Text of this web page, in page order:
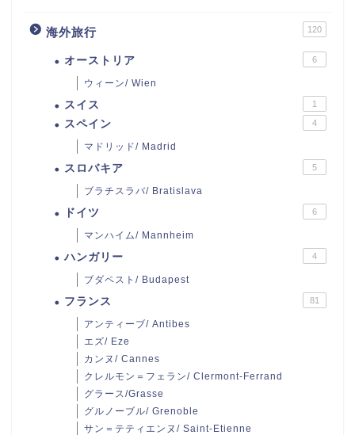
海外旅行 120
オーストリア 6
ウィーン/ Wien
スイス 1
スペイン 4
マドリッド/ Madrid
スロバキア 5
ブラチスラバ/ Bratislava
ドイツ 6
マンハイム/ Mannheim
ハンガリー 4
ブダペスト/ Budapest
フランス 81
アンティーブ/ Antibes
エズ/ Eze
カンヌ/ Cannes
クレルモン＝フェラン/ Clermont-Ferrand
グラース/Grasse
グルノーブル/ Grenoble
サン＝テティエンヌ/ Saint-Etienne